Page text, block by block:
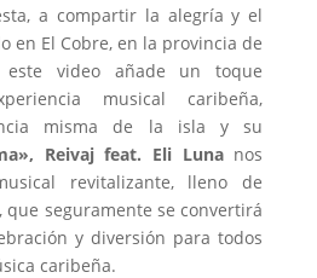
a compartir la alegría y el
en El Cobre, en la provincia de
este video añade un toque
musical caribeña,
misma de la isla y su
Reivaj feat. Eli Lunanos
revitalizante, lleno de
que seguramente se convertirá
y diversión para todos
caribeña.